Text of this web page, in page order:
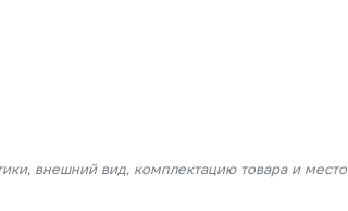
внешний вид, комплектацию товара и место